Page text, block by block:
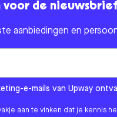
voor de
aanbiedingen en
to hear from us?
e-mails van Upway
aan te vinken dat je kennis